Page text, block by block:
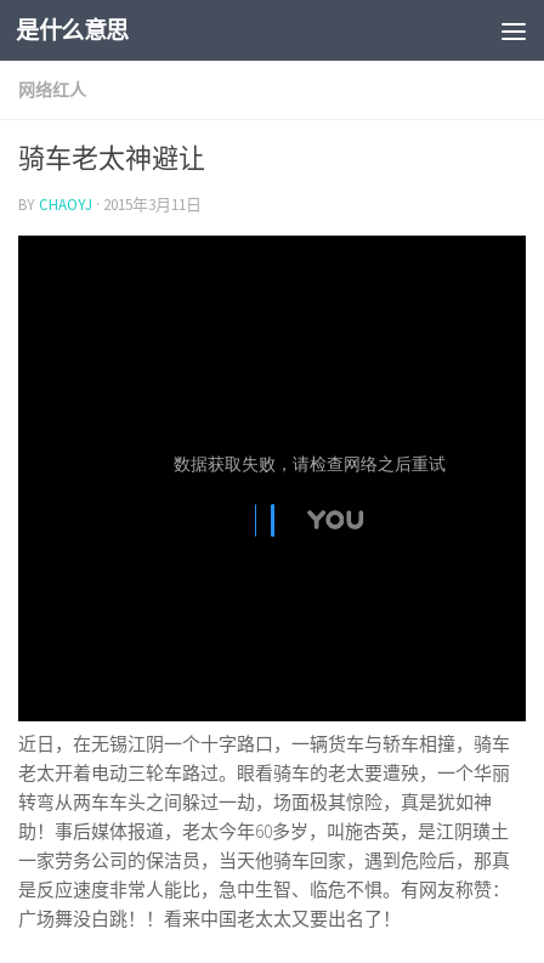
是什么意思
网络红人
骑车老太神避让
BYCHAOYJ · 2015年3月11日
近日，在无锡江阴一个十字路口，一辆货车与轿车相撞，骑车
老太开着电动三轮车路过。眼看骑车的老太要遭殃，一个华丽
转弯从两车车头之间躲过一劫，场面极其惊险，真是犹如神
助！事后媒体报道，老太今年60多岁，叫施杏英，是江阴璜土
一家劳务公司的保洁员，当天他骑车回家，遇到危险后，那真
是反应速度非常人能比，急中生智、临危不惧。有网友称赞：
广场舞没白跳！！看来中国老太太又要出名了！